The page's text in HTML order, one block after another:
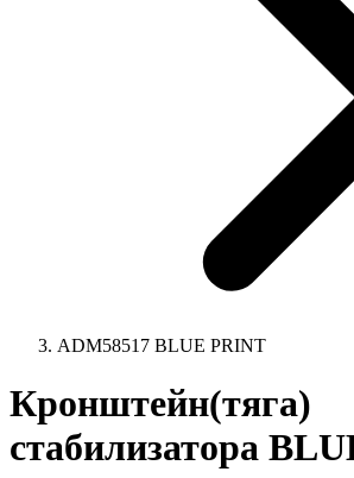
ADM58517 BLUE PRINT
Кронштейн(тяга)
стабилизатора